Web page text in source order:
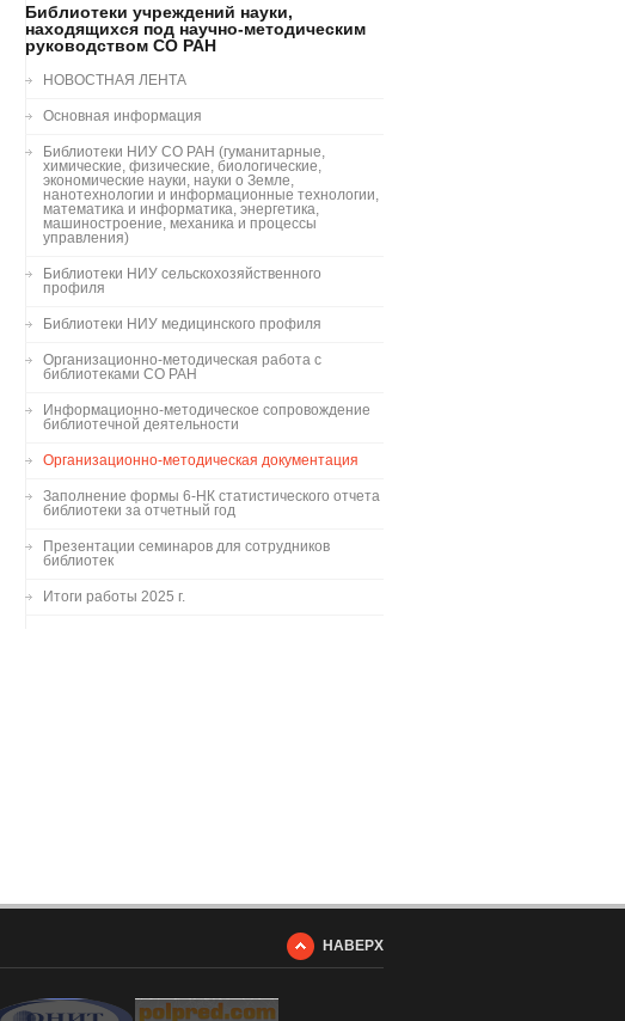
Библиотеки учреждений науки,
находящихся под научно-методическим
руководством СО РАН
НОВОСТНАЯ ЛЕНТА
Основная информация
Библиотеки НИУ СО РАН (гуманитарные,
химические, физические, биологические,
экономические науки, науки о Земле,
нанотехнологии и информационные технологии,
математика и информатика, энергетика,
машиностроение, механика и процессы
управления)
Библиотеки НИУ сельскохозяйственного
профиля
Библиотеки НИУ медицинского профиля
Организационно-методическая работа с
библиотеками СО РАН
Информационно-методическое сопровождение
библиотечной деятельности
Организационно-методическая документация
Заполнение формы 6-НК статистического отчета
библиотеки за отчетный год
Презентации семинаров для сотрудников
библиотек
Итоги работы 2025 г.
НАВЕРХ